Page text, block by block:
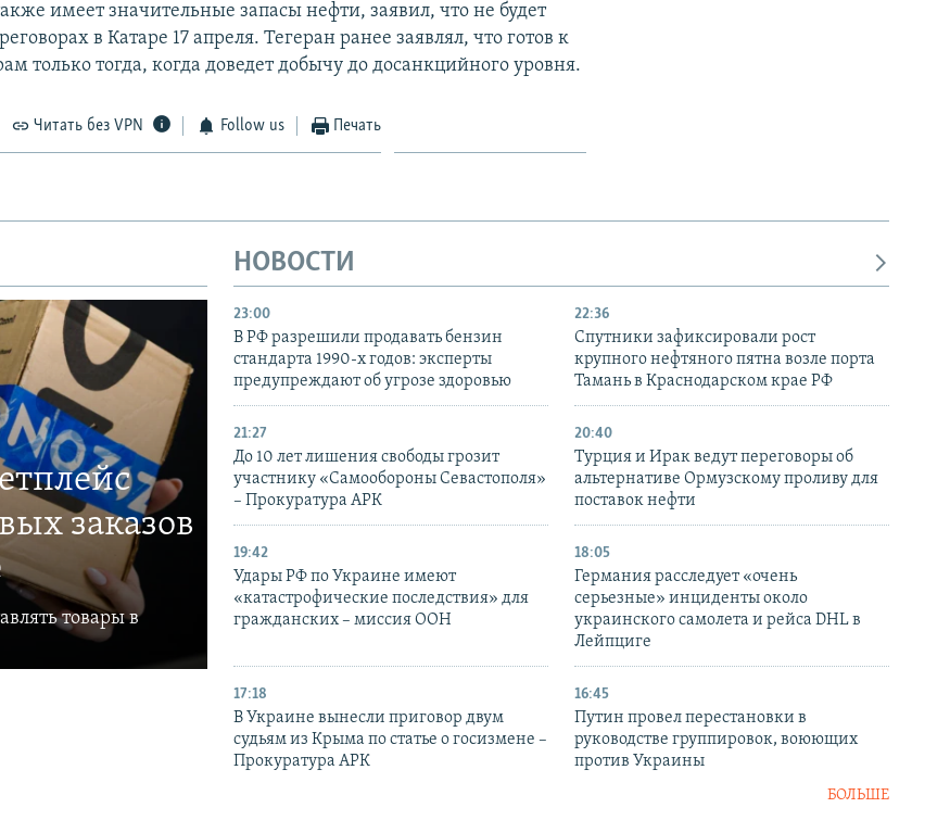
имеет значительные запасы нефти, заявил, что не будет
в Катаре 17 апреля. Тегеран ранее заявлял, что готов к
только тогда, когда доведет добычу до досанкцийного уровня.
Читать без VPN Follow us Печать
заказов
товары в
НОВОСТИ
23:00
В РФ разрешили продавать бензин
стандарта 1990-х годов: эксперты
предупреждают об угрозе здоровью
22:36
Спутники зафиксировали рост
крупного нефтяного пятна возле порта
Тамань в Краснодарском крае РФ
21:27
До 10 лет лишения свободы грозит
участнику «Самообороны Севастополя»
– Прокуратура АРК
20:40
Турция и Ирак ведут переговоры об
альтернативе Ормузскому проливу для
поставок нефти
19:42
Удары РФ по Украине имеют
«катастрофические последствия» для
гражданских – миссия ООН
18:05
Германия расследует «очень
серьезные» инциденты около
украинского самолета и рейса DHL в
Лейпциге
17:18
В Украине вынесли приговор двум
судьям из Крыма по статье о госизмене –
Прокуратура АРК
16:45
Путин провел перестановки в
руководстве группировок, воюющих
против Украины
БОЛЬШЕ